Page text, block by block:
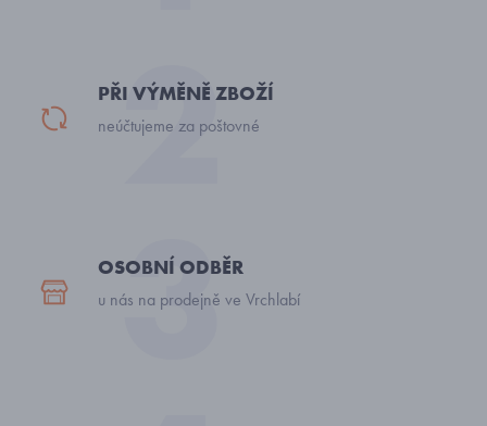
PŘI VÝMĚNĚ ZBOŽÍ
neúčtujeme za poštovné
OSOBNÍ ODBĚR
u nás na prodejně ve Vrchlabí